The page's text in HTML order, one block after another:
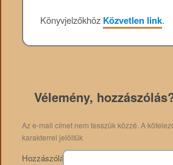
Könyvjelzőkhöz Közvetlen link.
Vélemény,
Az e-mail címet nem tesszük közzé. A
karakterrel jelöltük
Hozzászólás